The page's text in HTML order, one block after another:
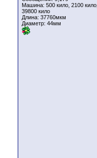
Машина: 500 кило, 2100 кило,
39800 кило
Длина: 37760мкм
Диаметр: 44мм